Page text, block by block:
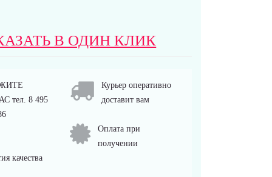
В ОДИН КЛИК
тел. 8 495
Курьер оперативно
доставит вам
Оплата при
получении
качества